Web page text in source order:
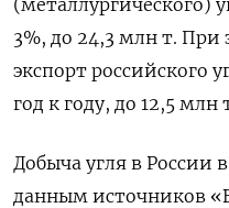
3%, до 24,3 млн т. При
экспорт российского
год к году, до 12,5 млн
Добыча угля в России
данным источников